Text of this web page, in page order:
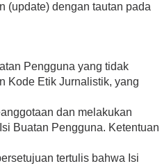
(update) dengan tautan pada
Pengguna yang tidak
Kode Etik Jurnalistik, yang
dan melakukan
Buatan Pengguna. Ketentuan
tertulis bahwa Isi